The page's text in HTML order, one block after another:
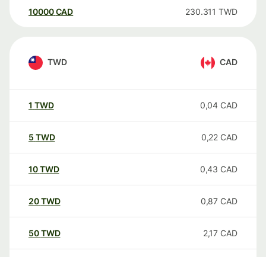
10000 CAD 230.311 TWD
TWD CAD
1 TWD 0,04 CAD
5 TWD 0,22 CAD
10TWD 0,43 CAD
20TWD 0,87 CAD
50TWD 2,17 CAD